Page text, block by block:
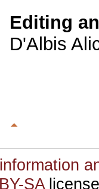
Editing
D'Albis
information
SA